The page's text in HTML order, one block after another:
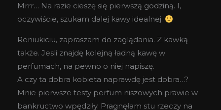
Mrrr… Na razie cieszę się pierwszą godziną. I,
oczywiście, szukam dalej kawy idealnej.
Reniukiciu, zapraszam do zaglądania. Z kawką
także. Jesli znajdę kolejną ładną kawę w
perfumach, na pewno o niej napiszę.
A czy ta dobra kobieta naprawdę jest dobra…?
Mnie pierwsze testy perfum niszowych prawie w
bankructwo wpędziły. Pragnęłam stu rzeczy na